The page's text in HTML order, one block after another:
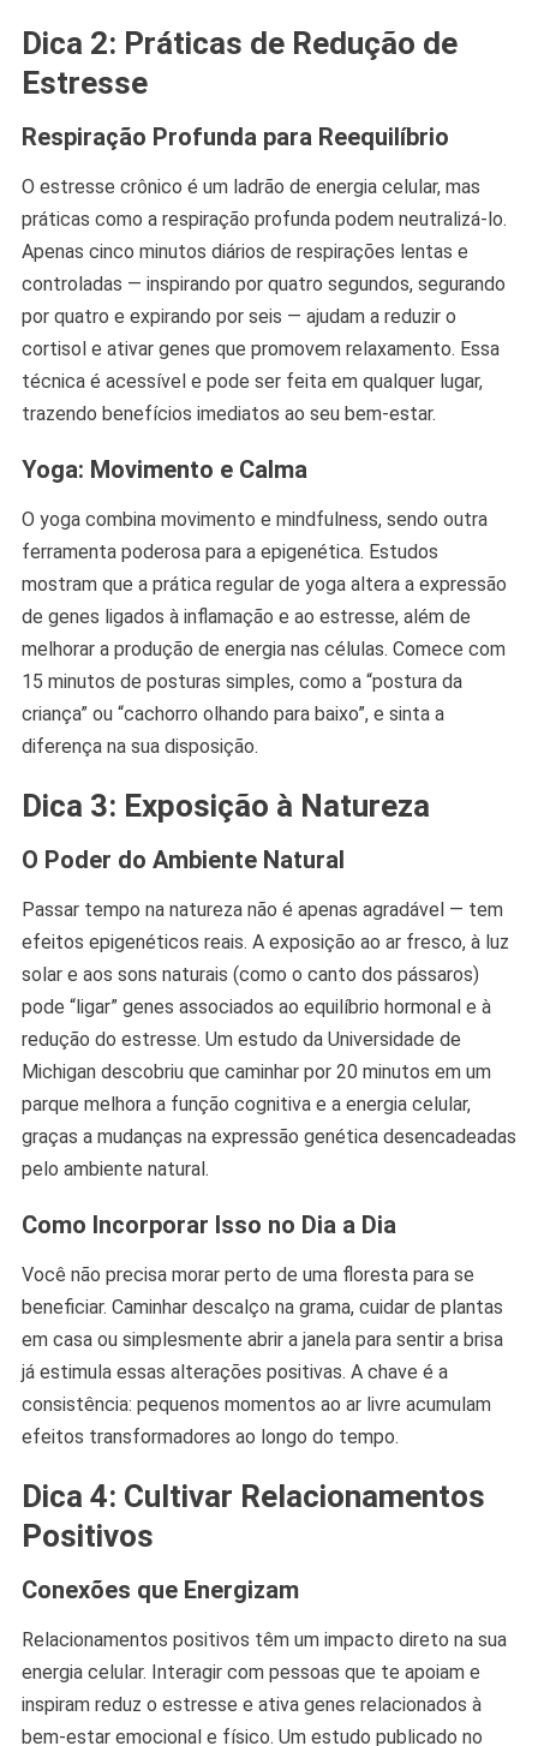
Dica 2: Práticas de Redução de
Estresse
Respiração Profunda para Reequilíbrio
O estresse crônico é um ladrão de energia celular, mas
práticas como a respiração profunda podem neutralizá-lo.
Apenas cinco minutos diários de respirações lentas e
controladas — inspirando por quatro segundos, segurando
por quatro e expirando por seis — ajudam a reduzir o
cortisol e ativar genes que promovem relaxamento. Essa
técnica é acessível e pode ser feita em qualquer lugar,
trazendo benefícios imediatos ao seu bem-estar.
Yoga: Movimento e Calma
O yoga combina movimento e mindfulness, sendo outra
ferramenta poderosa para a epigenética. Estudos
mostram que a prática regular de yoga altera a expressão
de genes ligados à inflamação e ao estresse, além de
melhorar a produção de energia nas células. Comece com
15 minutos de posturas simples, como a “postura da
criança” ou “cachorro olhando para baixo”, e sinta a
diferença na sua disposição.
Dica 3: Exposição à Natureza
O Poder do Ambiente Natural
Passar tempo na natureza não é apenas agradável — tem
efeitos epigenéticos reais. A exposição ao ar fresco, à luz
solar e aos sons naturais (como o canto dos pássaros)
pode “ligar” genes associados ao equilíbrio hormonal e à
redução do estresse. Um estudo da Universidade de
Michigan descobriu que caminhar por 20 minutos em um
parque melhora a função cognitiva e a energia celular,
graças a mudanças na expressão genética desencadeadas
pelo ambiente natural.
Como Incorporar Isso no Dia a Dia
Você não precisa morar perto de uma floresta para se
beneficiar. Caminhar descalço na grama, cuidar de plantas
em casa ou simplesmente abrir a janela para sentir a brisa
já estimula essas alterações positivas. A chave é a
consistência: pequenos momentos ao ar livre acumulam
efeitos transformadores ao longo do tempo.
Dica 4: Cultivar Relacionamentos
Positivos
Conexões que Energizam
Relacionamentos positivos têm um impacto direto na sua
energia celular. Interagir com pessoas que te apoiam e
inspiram reduz o estresse e ativa genes relacionados à
bem-estar emocional e físico. Um estudo publicado no